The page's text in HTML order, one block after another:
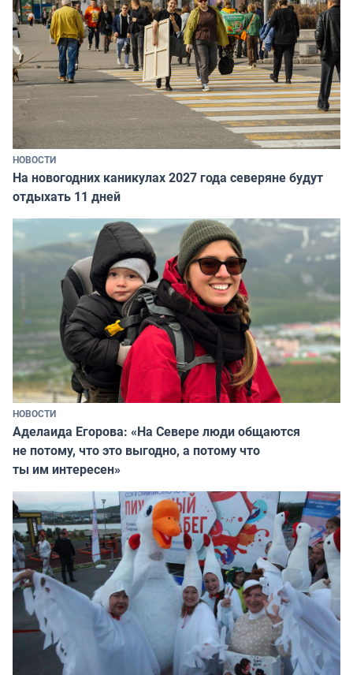
НОВОСТИ
На новогодних каникулах 2027 года северяне будут
отдыхать 11 дней
НОВОСТИ
Аделаида Егорова: «На Севере люди общаются
не потому, что это выгодно, а потому что
ты им интересен»